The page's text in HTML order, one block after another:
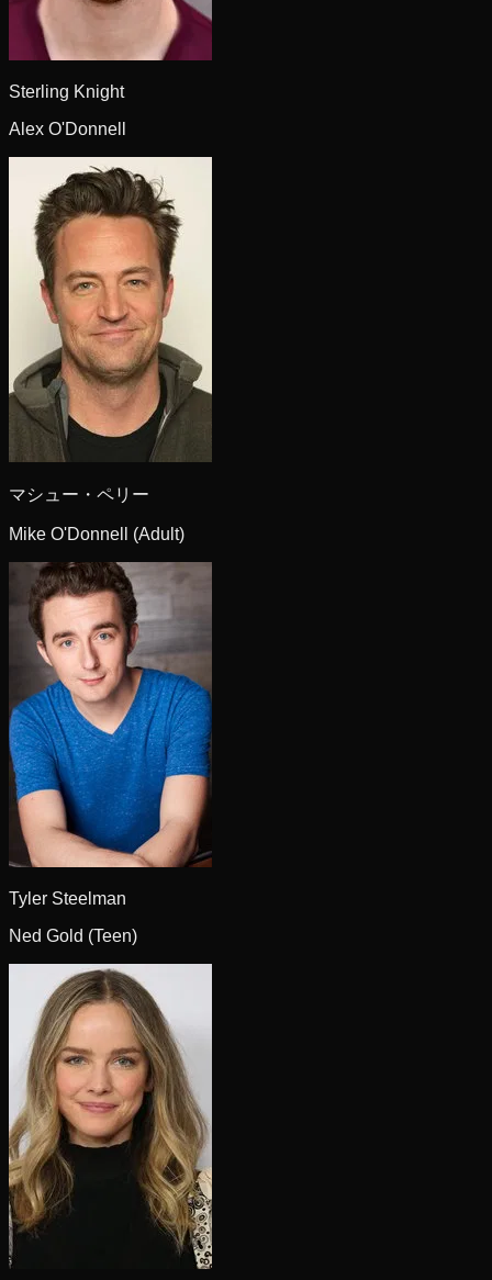
Sterling Knight
Alex O'Donnell
マシュー・ペリー
Mike O'Donnell (Adult)
Tyler Steelman
Ned Gold (Teen)